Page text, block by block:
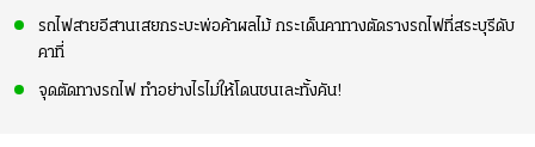
รถไฟสายอีสานเสยกระบะพ่อค้าผลไม้ กระเด็นคาทางตัดรางรถไฟที่สระบุรีดับ
คาที่
จุดตัดทางรถไฟ ทำอย่างไรไม่ให้โดนชนเละทั้งคัน!